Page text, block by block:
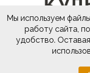
Мы используем
работу сайта,
удобство.